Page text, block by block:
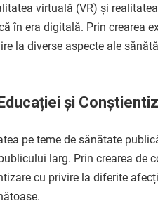
virtuală (VR) și
în era digitală. Prin crearea
la diverse aspecte ale
și
pe teme de sănătate
larg. Prin crearea de
cu privire la diferite